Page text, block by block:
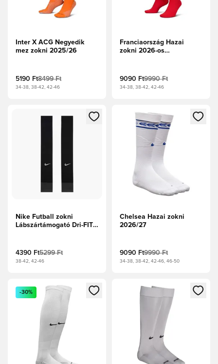
Inter X ACG Negyedik
mez zokni 2025/26
5190 Ft8499 Ft
34-38, 38-42, 42-46
Franciaország Hazai
zokni 2026-os
9090 Ft9990 Ft
34-38, 38-42, 42-46
Megnyit egy modált a bejelentkezéshez vagy a tagként
Nike Futball zokni
Lábszártámogató Dri-FIT
4390 Ft5299 Ft
38-42, 42-46
Megnyit egy modált a
Chelsea Hazai zokni
2026/27
9090 Ft9990 Ft
34-38, 38-42, 42-46, 46-50
Megnyit egy modált a bejelentkezéshez vagy a tagként
-30%
Megnyit egy modált a